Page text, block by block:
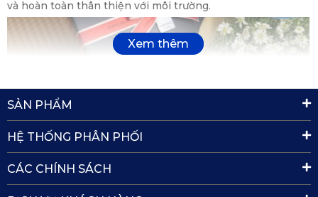
và hoàn toàn thân thiện với môi trường.
SẢN PHẨM
HỆ THỐNG PHÂN PHỐI
CÁC CHÍNH SÁCH